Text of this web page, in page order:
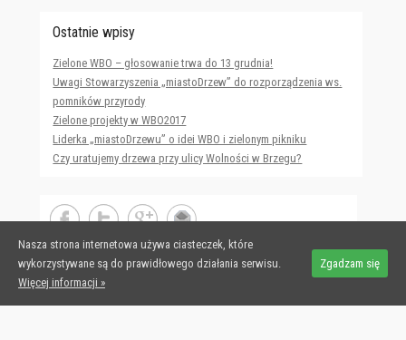
Ostatnie wpisy
Zielone WBO – głosowanie trwa do 13 grudnia!
Uwagi Stowarzyszenia „miastoDrzew” do rozporządzenia ws.
pomników przyrody
Zielone projekty w WBO2017
Liderka „miastoDrzewu” o idei WBO i zielonym pikniku
Czy uratujemy drzewa przy ulicy Wolności w Brzegu?
Copyright © 2026
Nasza strona internetowa używa ciasteczek, które
wykorzystywane są do prawidłowego działania serwisu.
Więcej informacji »
Zgadzam się